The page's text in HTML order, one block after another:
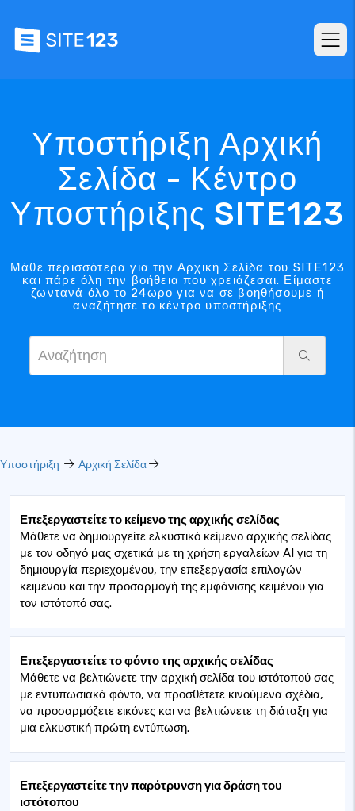
Υποστήριξη Αρχική
Σελίδα - Κέντρο
Υποστήριξης SITE123
Μάθε περισσότερα για την Αρχική Σελίδα του SITE123
και πάρε όλη την βοήθεια που χρειάζεσαι. Είμαστε
ζωντανά όλο το 24ωρο για να σε βοηθήσουμε ή
αναζήτησε το κέντρο υποστήριξης
Υποστήριξη Αρχική Σελίδα
Επεξεργαστείτε το κείμενο της αρχικής σελίδας
Μάθετε να δημιουργείτε ελκυστικό κείμενο αρχικής σελίδας
με τον οδηγό μας σχετικά με τη χρήση εργαλείων AI για τη
δημιουργία περιεχομένου, την επεξεργασία επιλογών
κειμένου και την προσαρμογή της εμφάνισης κειμένου για
τον ιστότοπό σας.
Επεξεργαστείτε το φόντο της αρχικής σελίδας
Μάθετε να βελτιώνετε την αρχική σελίδα του ιστότοπού σας
με εντυπωσιακά φόντο, να προσθέτετε κινούμενα σχέδια,
να προσαρμόζετε εικόνες και να βελτιώνετε τη διάταξη για
μια ελκυστική πρώτη εντύπωση.
Επεξεργαστείτε την παρότρυνση για δράση του
ιστότοπου